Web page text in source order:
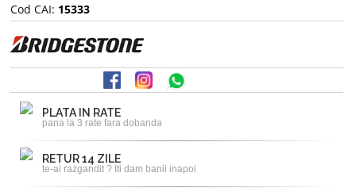
Cod CAI: 15333
PLATA IN RATE
pana la 3 rate fara dobanda
RETUR 14 ZILE
te-ai razgandit ? Iti dam banii inapoi